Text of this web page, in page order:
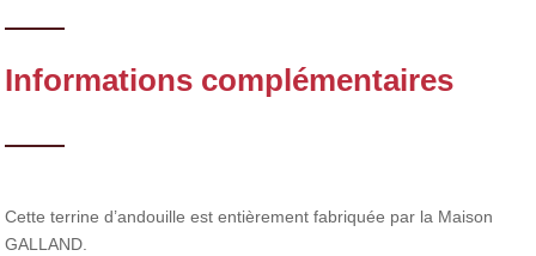
Informations complémentaires
Cette terrine d’andouille est entièrement fabriquée par la Maison
GALLAND.